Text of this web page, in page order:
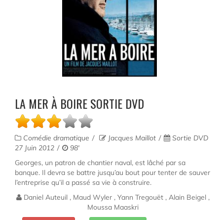
LA MER À BOIRE SORTIE DVD
Comédie dramatique Jacques Maillot
Sortie DVD
27 Juin 2012
98'
Georges, un patron de chantier naval, est lâché par sa
banque. Il devra se battre jusqu’au bout pour tenter de sauver
l’entreprise qu’il a passé sa vie à construire.
Daniel Auteuil , Maud Wyler , Yann Tregouët , Alain Beigel ,
Moussa Maaskri